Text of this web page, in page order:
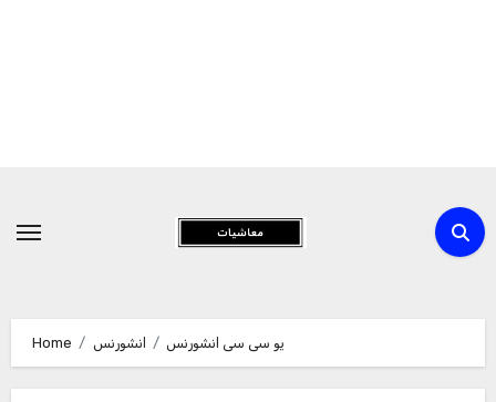
Content
Home انشورنس یو سی سی انشورنس